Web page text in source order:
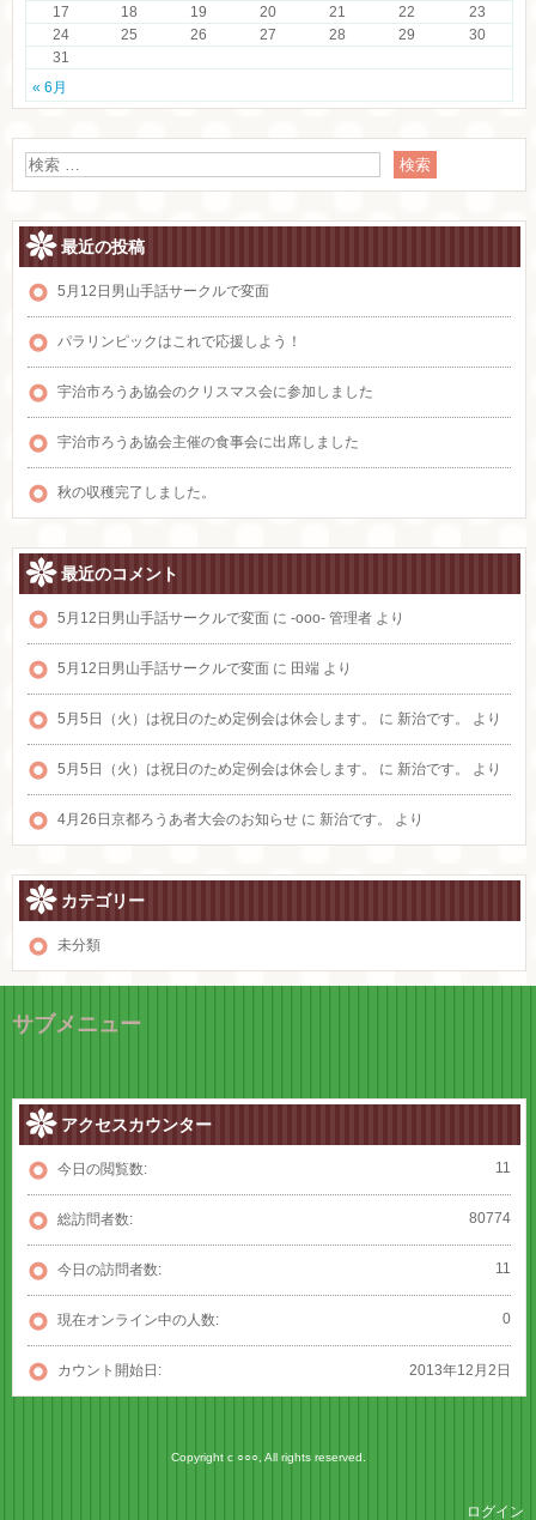
« 6月
17
18 19 20 21 22
23
24
25 26 27 28 29
30
31
最近の投稿
5月12日男山手話サークルで変面
パラリンピックはこれで応援しよう！
宇治市ろうあ協会のクリスマス会に参加しました
宇治市ろうあ協会主催の食事会に出席しました
秋の収穫完了しました。
最近のコメント
5月12日男山手話サークルで変面 に -ooo- 管理者 より
5月12日男山手話サークルで変面 に 田端 より
5月5日（火）は祝日のため定例会は休会します。 に 新治です。 より
5月5日（火）は祝日のため定例会は休会します。 に 新治です。 より
4月26日京都ろうあ者大会のお知らせ に 新治です。 より
カテゴリー
未分類
サブメニュー
アクセスカウンター
11
今日の閲覧数:
80774
総訪問者数:
11
今日の訪問者数:
0
現在オンライン中の人数:
2013年12月2日
カウント開始日:
Copyright c ○○○, All rights reserved.
ログイン